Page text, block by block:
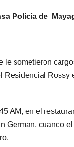
Policía de
le sometieron
Residencial Rossy
AM, en el
German, cuando